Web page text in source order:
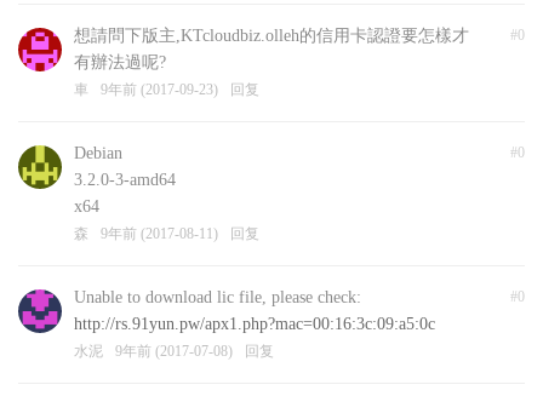
#0
想請問下版主,KTcloudbiz.olleh的信用卡認證要怎樣才
有辦法過呢?
車 9年前 (2017-09-23) 回复
#0
Debian
3.2.0-3-amd64
x64
森 9年前 (2017-08-11) 回复
#0
Unable to download lic file, please check:
http://rs.91yun.pw/apx1.php?mac=00:16:3c:09:a5:0c
水泥 9年前 (2017-07-08) 回复